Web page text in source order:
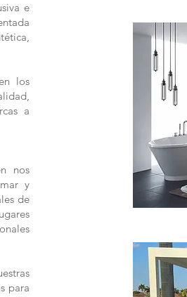
e
los
a
nos
y
de
para